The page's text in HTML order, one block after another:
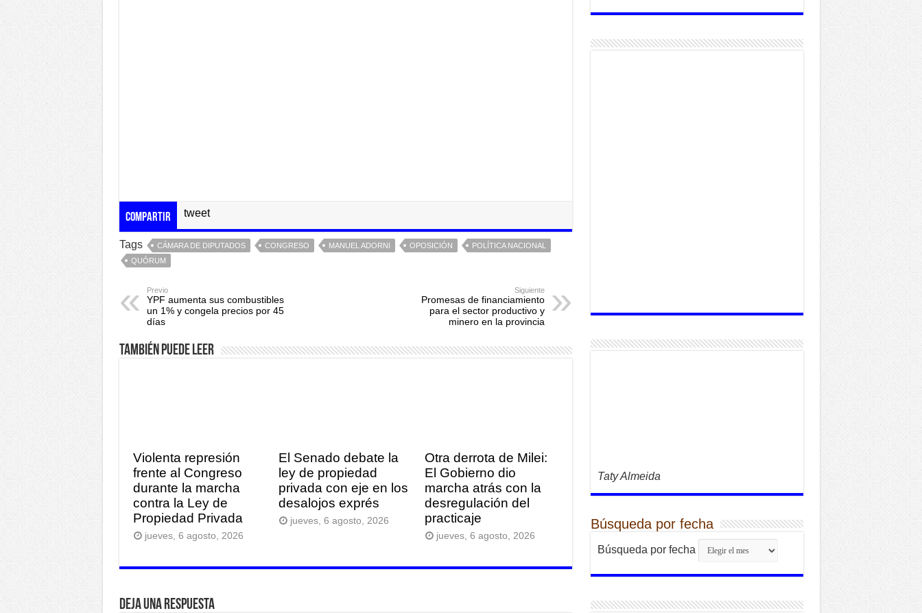
Compartir tweet
Tags CÁMARA DE DIPUTADOS CONGRESO MANUEL ADORNI OPOSICIÓN
POLÍTICA NACIONAL
QUÓRUM
Previo
YPF aumenta sus combustibles
un 1% y congela precios por 45
días
Siguiente
Promesas de financiamiento
para el sector productivo y
minero en la provincia
También puede leer
Violenta represión
frente al Congreso
durante la marcha
contra la Ley de
Propiedad Privada
jueves, 6 agosto, 2026
El Senado debate la
ley de propiedad
privada con eje en los
desalojos exprés
jueves, 6 agosto, 2026
Otra derrota de Milei:
El Gobierno dio
marcha atrás con la
desregulación del
practicaje
jueves, 6 agosto, 2026
Deja una respuesta
Taty Almeida
Búsqueda por fecha
Búsqueda por fecha